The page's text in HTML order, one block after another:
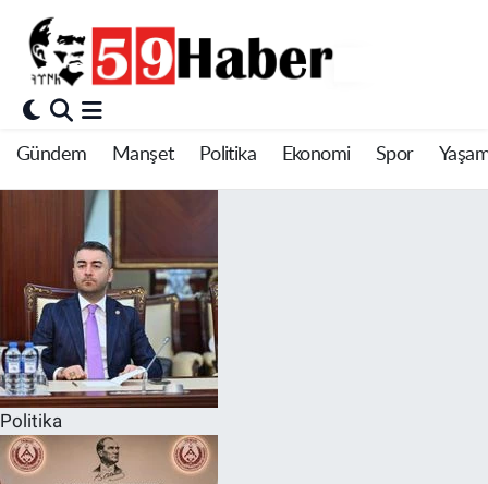
Gündem Manşet Politika Ekonomi Spor
Politika